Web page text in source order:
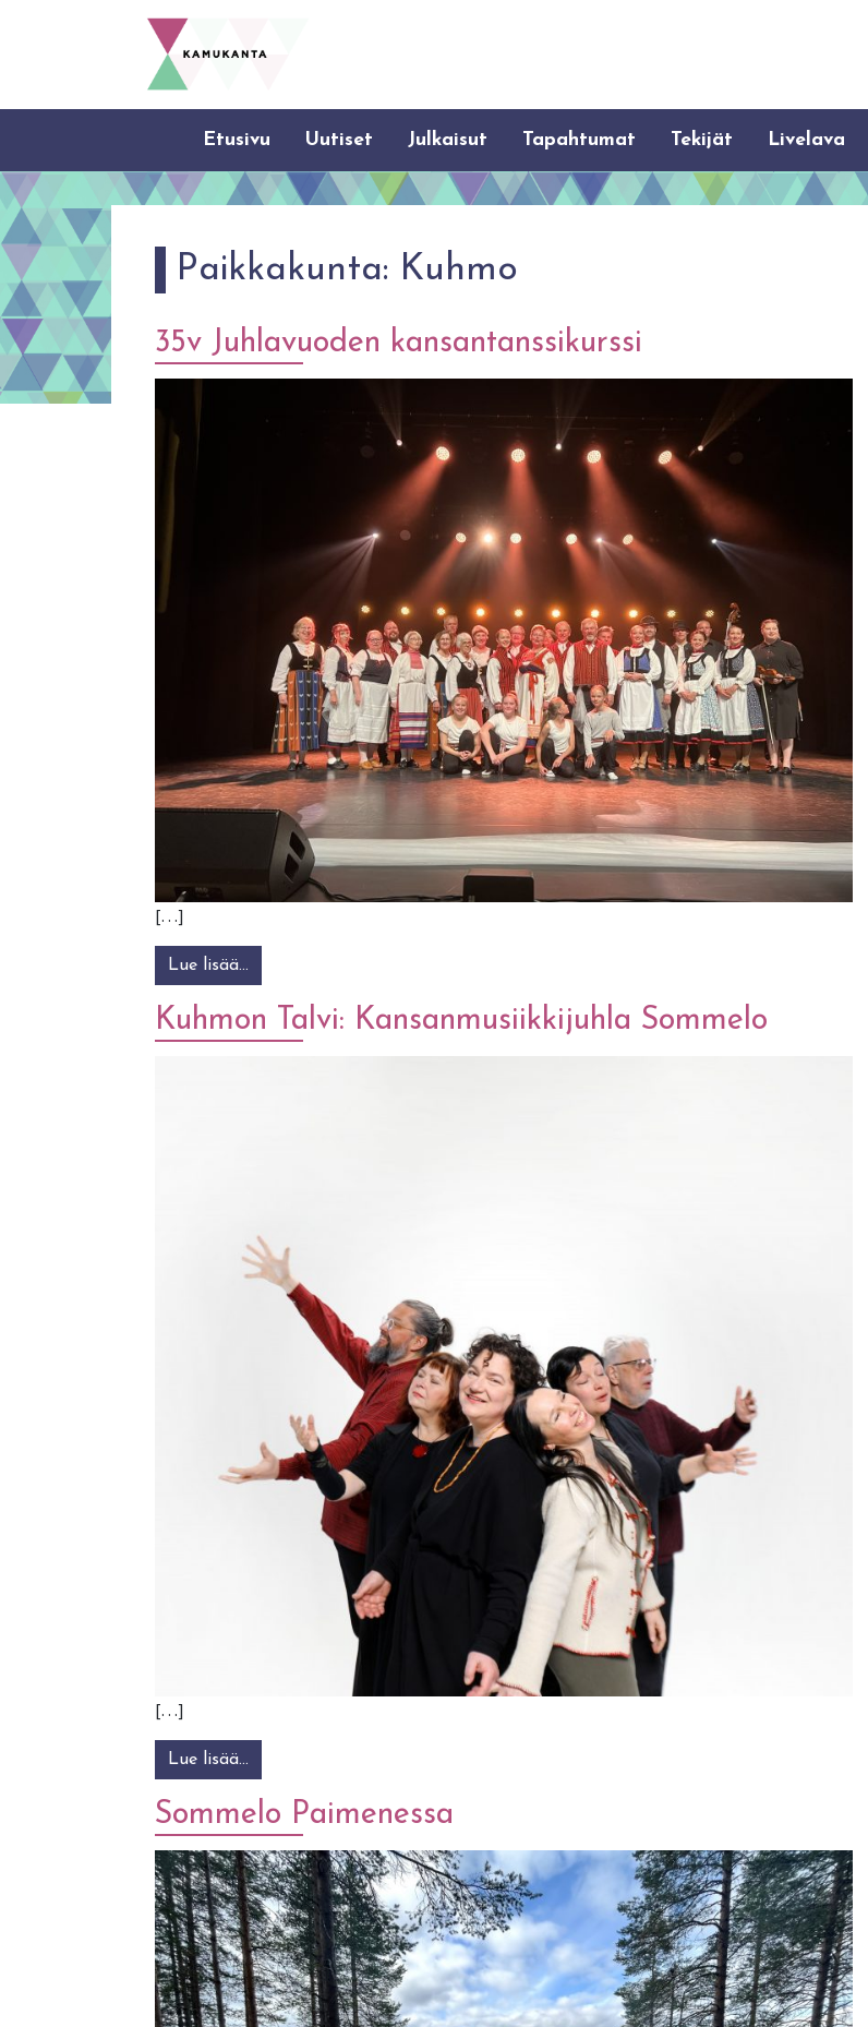
Etusivu Uutiset Julkaisut Tapahtumat Tekijät Livelava
Paikkakunta: Kuhmo
35v Juhlavuoden kansantanssikurssi
[…]
Lue lisää…
Kuhmon Talvi: Kansanmusiikkijuhla Sommelo
[…]
Lue lisää…
Sommelo Paimenessa